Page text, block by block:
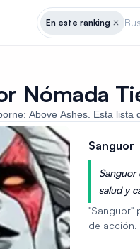
En este ranking
Nómada
Above Ashes. Esta
Sanguor
Sanguor
salud y
"Sanguor"
de acción.